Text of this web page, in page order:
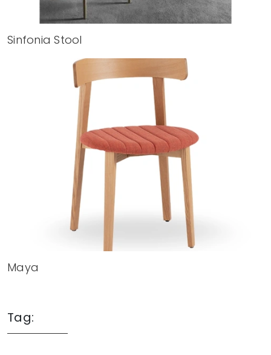
Sinfonia Stool
Maya
Tag: